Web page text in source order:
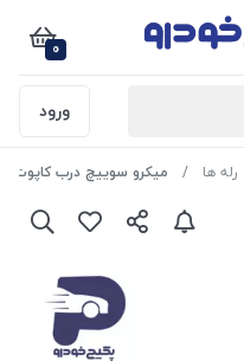
0
ورود
رله ها میکرو سوییچ درب کاپوت پژو پارس و